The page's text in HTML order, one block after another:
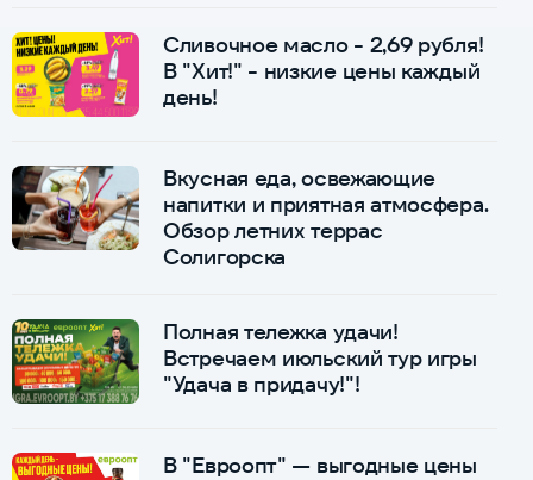
Сливочное масло - 2,69 рубля!
В "Хит!" - низкие цены каждый
день!
Вкусная еда, освежающие
напитки и приятная атмосфера.
Обзор летних террас
Солигорска
Полная тележка удачи!
Встречаем июльский тур игры
"Удача в придачу!"!
В "Евроопт" — выгодные цены